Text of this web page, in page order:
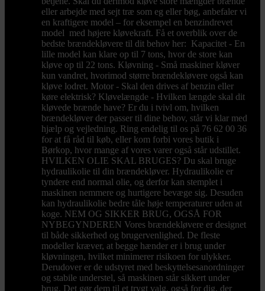
eller arbejde med sejt træ som eg eller bøg, anbefaler vi
en kraftigere model – for eksempel en benzindrevet
model med højere kløvekraft. Få et overblik over de
bedste brændekløvere til dit behov her: Kapacitet - En
lille model kan klare op til 7 tons, hvor de store kan
kløve op til 22 tons. Kløvning - Små maskiner kløver
kun vandret, hvorimod større brændekløvere også kan
kløve lodret. Motor - Skal den drives af benzin eller
køre elektrisk? Kløvelængde - Hvilken længde skal dit
kløvede brænde have? Er du i tvivl om, hvilken
brændekløver der passer til dine behov, står vi klar med
hjælp og vejledning. Ring endelig til os på 76 62 00 36
for at få råd til køb, eller kom forbi vores butik i
Børkop, hvor mange af vores varer også står udstillet.
HVILKEN OLIE SKAL BRUGES? Du skal bruge
hydraulikolie til din brændekløver. Hydraulikolie er
tyndere end normal olie, og derfor kan stemplet i
maskinen nemmere og hurtigere bevæge sig. Desuden
kan hydraulikolie bedre tåle høje temperaturer uden at
koge. NEM OG SIKKER BRUG, OGSÅ FOR
NYBEGYNDEREN Vores brændekløvere er designet
til både sikkerhed og brugervenlighed. De fleste
modeller kræver, at begge hænder er i brug under
kløvningen, hvilket minimerer risikoen for ulykker.
Derudover er de udstyret med beskyttelsesanordninger
og stabile understel, så maskinen står sikkert under
brug. Det gør dem til et trygt valg, også for dig, der